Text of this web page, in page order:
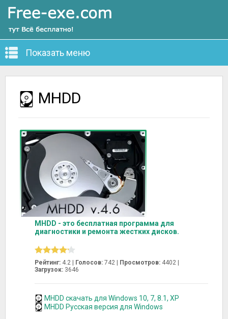
Показать меню
MHDD
MHDD - это бесплатная программа для
диагностики и ремонта жестких дисков.
Рейтинг: 4.2 | Голосов: 742 | Просмотров: 4402 |
Загрузок: 3646
MHDD скачать для Windows 10, 7, 8.1, XP
MHDD Русская версия для Windows